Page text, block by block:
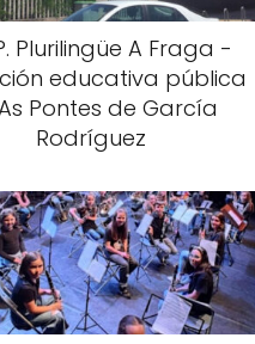
Plurilingüe A Fraga -
educativa pública
Pontes de García
Rodríguez